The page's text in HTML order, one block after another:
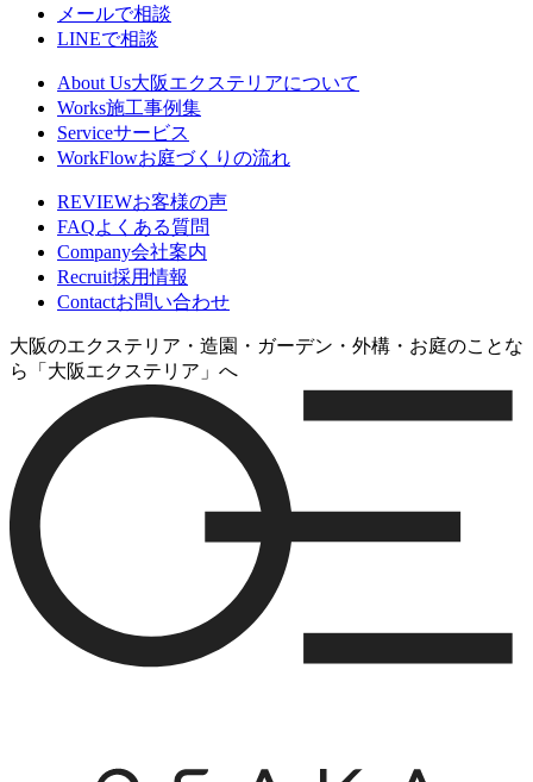
メールで相談
LINEで相談
About Us大阪エクステリアについて
Works施工事例集
Serviceサービス
WorkFlowお庭づくりの流れ
REVIEWお客様の声
FAQよくある質問
Company会社案内
Recruit採用情報
Contactお問い合わせ
大阪のエクステリア・造園・ガーデン・外構・お庭のことな
ら「大阪エクステリア」へ